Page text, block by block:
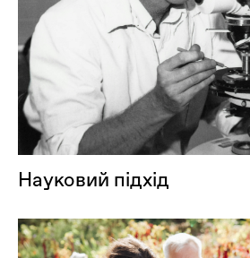
Науковий підхід